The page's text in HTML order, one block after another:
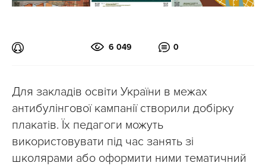
6 049 0
Для закладів освіти України в межах
антибулінгової кампанії створили добірку
плакатів. Їх педагоги можуть
використовувати під час занять зі
школярами або оформити ними тематичний